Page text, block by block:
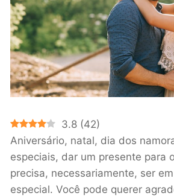
3.8 (42)
Aniversário, natal, dia dos
especiais, dar um presente para
precisa, necessariamente, ser
especial. Você pode querer